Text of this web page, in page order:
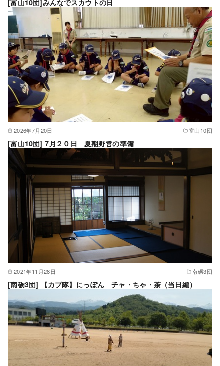
[富山10団]みんなでスカウトの日
2026年7月20日 富山10団
[富山10団] 7月２０日 夏期野営の準備
2021年11月28日 南砺3団
[南砺3団] 【カブ隊】にっぽん チャ・ちゃ・茶（当日編）